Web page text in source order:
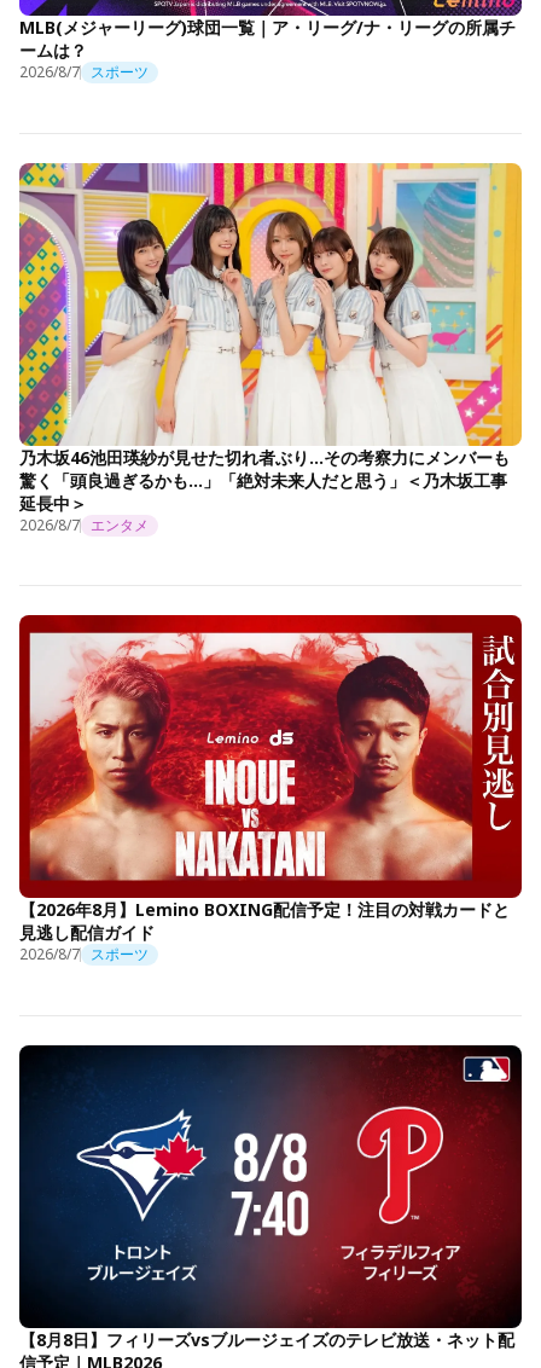
MLB(メジャーリーグ)球団一覧｜ア・リーグ/ナ・リーグの所属チ
ームは？
2026/8/7 スポーツ
乃木坂46池田瑛紗が見せた切れ者ぶり…その考察力にメンバーも
驚く「頭良過ぎるかも…」「絶対未来人だと思う」＜乃木坂工事
延長中＞
2026/8/7 エンタメ
【2026年8月】Lemino BOXING配信予定！注目の対戦カードと
見逃し配信ガイド
2026/8/7 スポーツ
【8月8日】フィリーズvsブルージェイズのテレビ放送・ネット配
信予定｜MLB2026